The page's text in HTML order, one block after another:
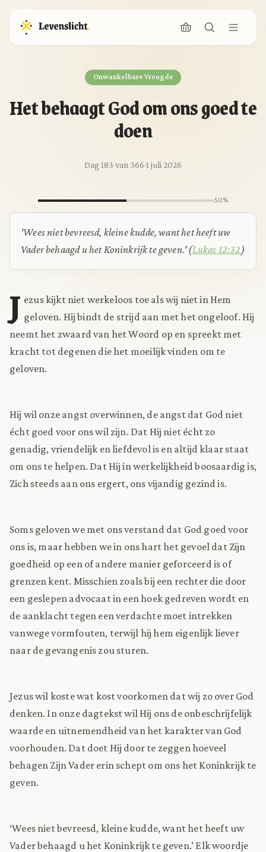
Onwankelbare Vreugde
Het behaagt God om ons goed te
doen
Dag 183 van 366·1 juli 2026
50%
'Wees niet bevreesd, kleine kudde, want het heeft uw
Vader behaagd u het Koninkrijk te geven.' (Lukas 12:32 )
J ezus kijkt niet werkeloos toe als wij niet in Hem
geloven. Hij bindt de strijd aan met het ongeloof. Hij
neemt het zwaard van het Woord op en spreekt met
kracht tot degenen die het moeilijk vinden om te
geloven.
Hij wil onze angst overwinnen, de angst dat God niet
écht goed voor ons wil zijn. Dat Hij niet écht zo
genadig, vriendelijk en liefdevol is en altijd klaar staat
om ons te helpen. Dat Hij in werkelijkheid boosaardig is,
Zich steeds aan ons ergert, ons vijandig gezind is.
Soms geloven we met ons verstand dat God goed voor
ons is, maar hebben we in ons hart het gevoel dat Zijn
goedheid op een of andere manier geforceerd is of
grenzen kent. Misschien zoals bij een rechter die door
een geslepen advocaat in een hoek gedreven wordt en
de aanklacht tegen een verdachte moet intrekken
vanwege vormfouten, terwijl hij hem eigenlijk liever
naar de gevangenis zou sturen.
Jezus wil koste wat kost voorkomen dat wij zo over God
denken. In onze dagtekst wil Hij ons de onbeschrijfelijk
waarde en uitnemendheid van het karakter van God
voorhouden. Dat doet Hij door te zeggen hoeveel
behagen Zijn Vader erin schept om ons het Koninkrijk te
geven.
‘Wees niet bevreesd, kleine kudde, want het heeft uw
Vader behaagd u het Koninkrijk te geven.’ Elk woordje